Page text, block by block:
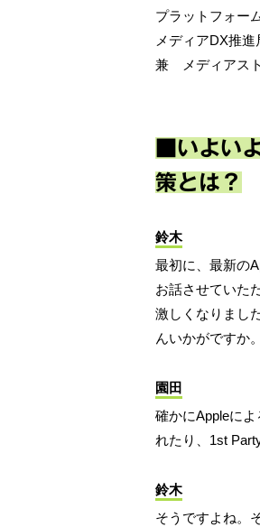
プラットフォー
メディアDX推
兼 メディアス
■いよい
策とは？
鈴木
最初に、最新の
お話させていた
激しくなりまし
んいかがですか。
園田
確かにAppleに
れたり、1st
鈴木
そうですよね。